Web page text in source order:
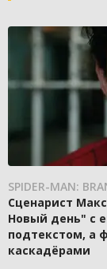
SPIDER-MAN:
Сценарист
Новый день" с
подтекстом, а
каскадёрами